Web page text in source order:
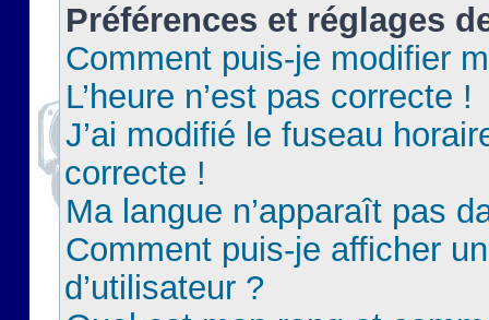
Préférences et réglages
Comment puis-je modifier
L’heure n’est pas correcte !
J’ai modifié le fuseau
correcte !
Ma langue n’apparaît pas
Comment puis-je afficher
d’utilisateur ?